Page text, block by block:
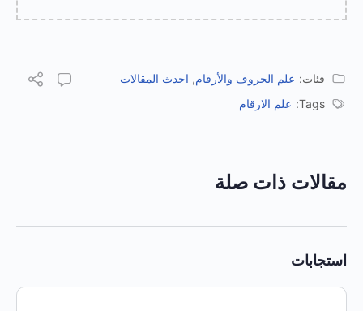
فئات: علم الحروف والأرقام, احدث المقالات
Tags: علم الارقام
مقالات ذات صلة
استجابات